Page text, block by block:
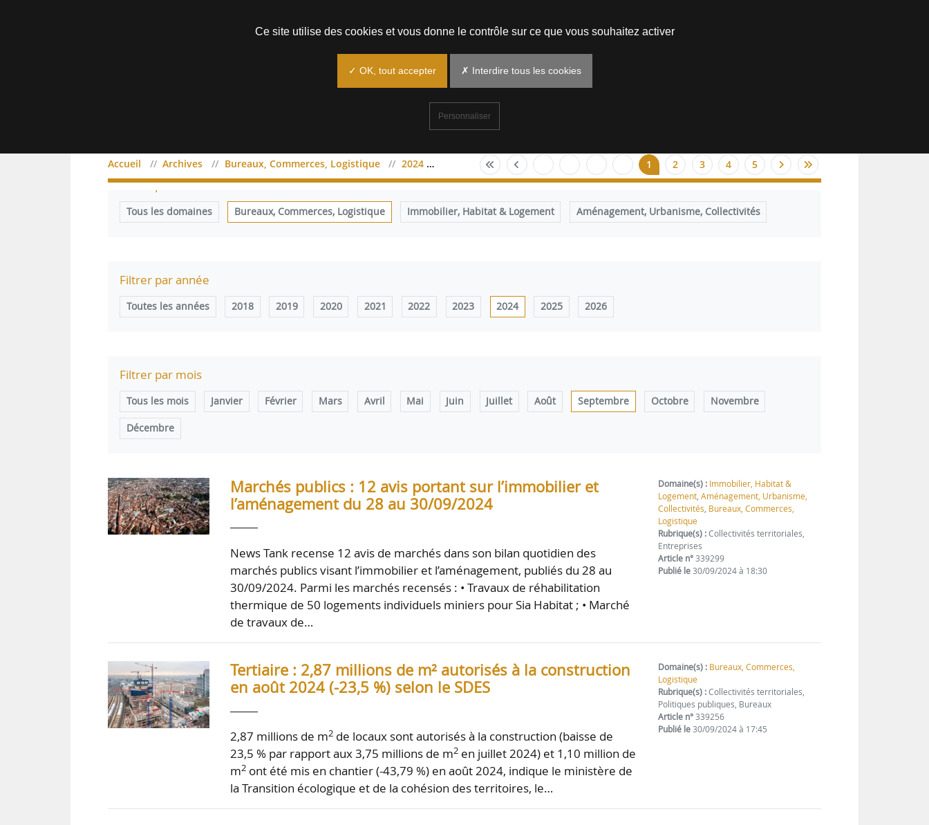
Accueil Archives Bureaux, Commerces, Logistique 2024 septembre 1 2 3 4 5
Filtrer par domaine
Tous les domaines Bureaux, Commerces, Logistique Immobilier, Habitat & Logement Aménagement, Urbanisme, Collectivités
Filtrer par année
Toutes les années 2018 2019 2020 2021 2022 2023 2024 2025 2026
Filtrer par mois
Tous les mois Janvier Février Mars Avril Mai Juin Juillet Août Septembre Octobre Novembre
Décembre
Marchés publics : 12 avis portant sur l’immobilier et
l’aménagement du 28 au 30/09/2024
News Tank recense 12 avis de marchés dans son bilan quotidien des
marchés publics visant l’immobilier et l’aménagement, publiés du 28 au
30/09/2024. Parmi les marchés recensés : • Travaux de réhabilitation
thermique de 50 logements individuels miniers pour Sia Habitat ; • Marché
de travaux de…
Domaine(s) : Immobilier, Habitat &
Logement,Aménagement, Urbanisme,
Collectivités, Bureaux, Commerces,
Logistique
Rubrique(s) :Collectivités territoriales,
Entreprises
Article n°339299
Publié le30/09/2024 à 18:30
Tertiaire : 2,87 millions de m² autorisés à la construction
en août 2024 (-23,5 %) selon le SDES
2,87 millions de m2 de locaux sont autorisés à la construction (baisse de
23,5 % par rapport aux 3,75 millions de m2 en juillet 2024) et 1,10 million de
m2 ont été mis en chantier (-43,79 %) en août 2024, indique le ministère de
la Transition écologique et de la cohésion des territoires, le…
Domaine(s) : Bureaux, Commerces,
Logistique
Rubrique(s) :Collectivités territoriales,
Politiques publiques, Bureaux
Article n°339256
Publié le30/09/2024 à 17:45
Ce site utilise des cookies et vous donne le contrôle sur ce que vous souhaitez activer
✓ OK, tout accepter ✗ Interdire tous les cookies
Personnaliser